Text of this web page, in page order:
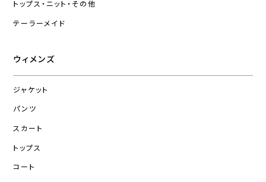
トップス・ニット・その他
テーラーメイド
ウィメンズ
ジャケット
パンツ
スカート
トップス
コート